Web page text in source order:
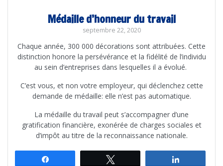
Médaille d’honneur du travail
septembre 22, 2020
Chaque année, 300 000 décorations sont attribuées. Cette
distinction honore la persévérance et la fidélité de l’individu
au sein d’entreprises dans lesquelles il a évolué.
C’est vous, et non votre employeur, qui déclenchez cette
demande de médaille: elle n’est pas automatique.
La médaille du travail peut s’accompagner d’une
gratification financière, exonérée de charges sociales et
d’impôt au titre de la reconnaissance nationale.